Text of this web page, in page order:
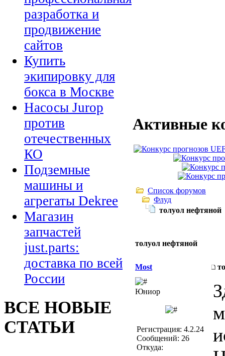
разработка и
продвижение
сайтов
Купить
экипировку для
бокса в Москве
Насосы Jurop
против
отечественных
КО
Подземные
машины и
агрегаты Dekree
Магазин
запчастей
just.parts:
доставка по всей
России
ВСЕ НОВЫЕ
СТАТЬИ
Активные
Список форумов
Флуд
толуол нефтяной
толуол нефтяной
Most
Юниор
Регистрация: 4.2.24
Сообщений: 26
Откуда: